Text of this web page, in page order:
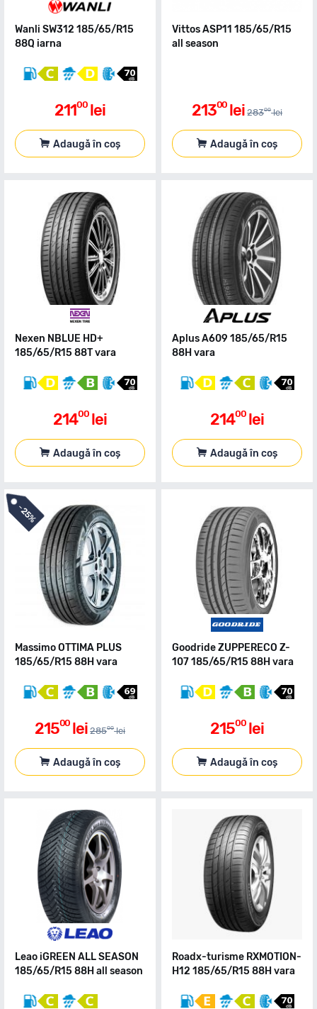
Wanli SW312 185/65/R15
88Q iarna
21100 lei
Adaugă în coș
Vittos ASP11 185/65/R15
all season
21300 lei 28300 lei
Adaugă în coș
Nexen NBLUE HD+
185/65/R15 88T vara
21400 lei
Adaugă în coș
Aplus A609 185/65/R15
88H vara
21400 lei
Adaugă în coș
-25%
Massimo OTTIMA PLUS
185/65/R15 88H vara
21500 lei 28500 lei
Adaugă în coș
Goodride ZUPPERECO Z-
107 185/65/R15 88H vara
21500 lei
Adaugă în coș
Leao iGREEN ALL SEASON
185/65/R15 88H all season
Roadx-turisme RXMOTION-
H12 185/65/R15 88H vara